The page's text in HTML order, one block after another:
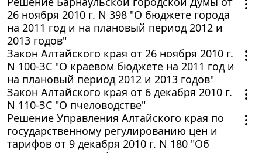
26 ноября 2010 г. N 398 "О бюджете города
на 2011 год и на плановый период 2012 и
2013 годов"
Закон Алтайского края от 26 ноября 2010 г.
N 100-ЗС "О краевом бюджете на 2011 год и
на плановый период 2012 и 2013 годов"
Закон Алтайского края от 6 декабря 2010 г.
N 110-ЗС "О пчеловодстве"
Решение Управления Алтайского края по
государственному регулированию цен и
тарифов от 9 декабря 2010 г. N 180 "Об